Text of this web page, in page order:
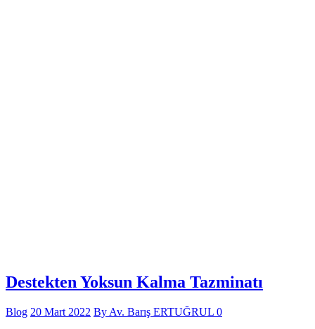
Destekten Yoksun Kalma Tazminatı
Blog 20 Mart 2022 By Av. Barış ERTUĞRUL 0